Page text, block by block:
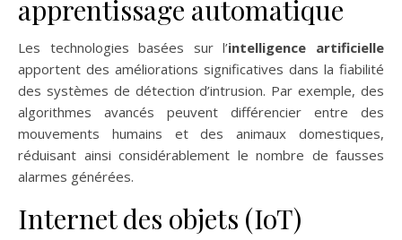
apprentissage automatique
Les technologies basées sur l’intelligence artificielle
apportent des améliorations significatives dans la fiabilité
des systèmes de détection d’intrusion. Par exemple, des
algorithmes avancés peuvent différencier entre des
mouvements humains et des animaux domestiques,
réduisant ainsi considérablement le nombre de fausses
alarmes générées.
Internet des objets (IoT)